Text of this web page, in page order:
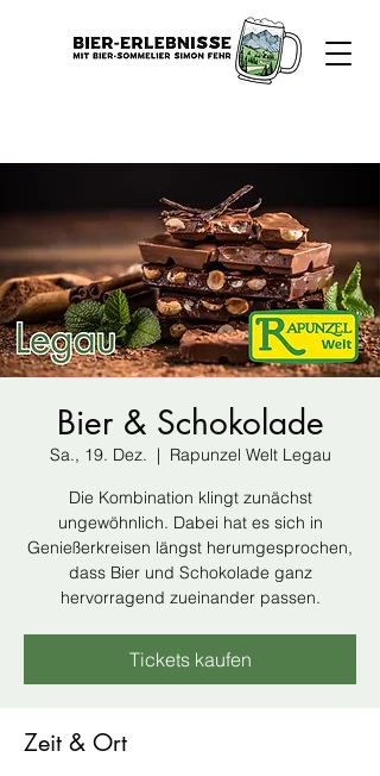
Bier & Schokolade
Sa., 19. Dez.
  |
Rapunzel Welt Legau
Die Kombination klingt zunächst
ungewöhnlich. Dabei hat es sich in
Genießerkreisen längst herumgesprochen,
dass Bier und Schokolade ganz
hervorragend zueinander passen.
Tickets kaufen
Zeit & Ort